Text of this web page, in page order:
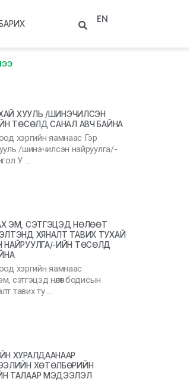
EN
ХУУЛЬ /ШИНЭЧИЛСЭН
ТӨСӨЛД САНАЛ АВЧ БАЙНА
хэргийн яамнаас Гэр
/шинэчилсэн найруулга/-
У …
ЭМ, СЭТГЭЦЭД НӨЛӨӨТ
ХЯНАЛТ ТАВИХ ТУХАЙ
ИЙН ТӨСӨЛД
хэргийн яамнаас
сэтгэцэд нөлөөт бодисын
тавих ту …
ХУРАЛДААНААР
ХӨТӨЛБӨРИЙН
ТАЛААР МЭДЭЭЛЭЛ